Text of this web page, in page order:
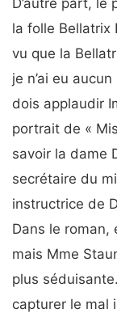
la folle Bellatrix
vu que la
je n’ai eu
dois applaudir
portrait de «
savoir la dame
secrétaire du
instructrice de
Dans le roman,
mais Mme
plus
capturer le mal